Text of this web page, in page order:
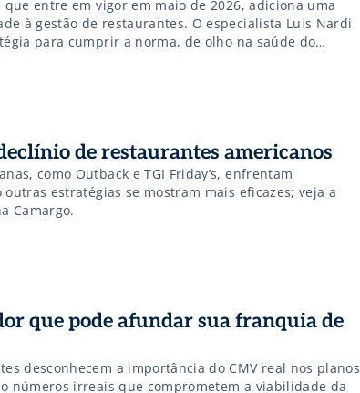
que entre em vigor em maio de 2026, adiciona uma
à gestão de restaurantes. O especialista Luis Nardi
para cumprir a norma, de olho na saúde do
do negócio.
de restaurantes americanos
como Outback e TGI Friday’s, enfrentam
estratégias se mostram mais eficazes; veja a
Camargo.
que pode afundar sua franquia de
desconhecem a importância do CMV real nos planos
números irreais que comprometem a viabilidade da